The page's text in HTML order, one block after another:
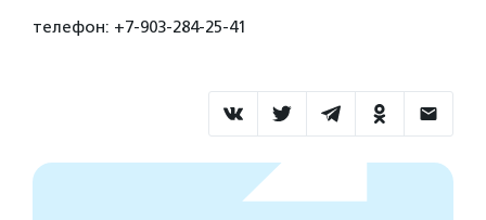
телефон: +7-903-284-25-41